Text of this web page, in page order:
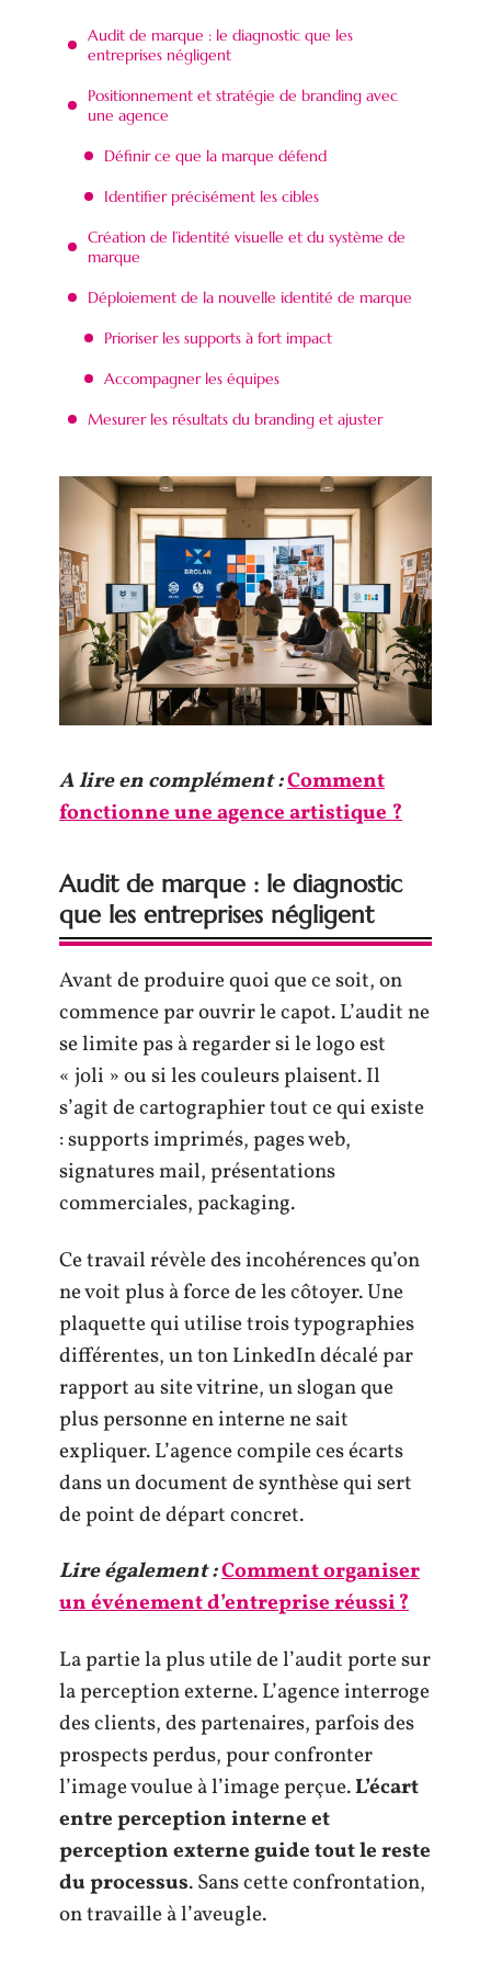
Audit de marque : le diagnostic que les
entreprises négligent
Positionnement et stratégie de branding avec
une agence
Définir ce que la marque défend
Identifier précisément les cibles
Création de l’identité visuelle et du système de
marque
Déploiement de la nouvelle identité de marque
Prioriser les supports à fort impact
Accompagner les équipes
Mesurer les résultats du branding et ajuster
A lire en complément :Comment
fonctionne une agence artistique ?
Audit de marque : le diagnostic
que les entreprises négligent
Avant de produire quoi que ce soit, on
commence par ouvrir le capot. L’audit ne
se limite pas à regarder si le logo est
« joli » ou si les couleurs plaisent. Il
s’agit de cartographier tout ce qui existe
: supports imprimés, pages web,
signatures mail, présentations
commerciales, packaging.
Ce travail révèle des incohérences qu’on
ne voit plus à force de les côtoyer. Une
plaquette qui utilise trois typographies
différentes, un ton LinkedIn décalé par
rapport au site vitrine, un slogan que
plus personne en interne ne sait
expliquer. L’agence compile ces écarts
dans un document de synthèse qui sert
de point de départ concret.
Lire également :Comment organiser
un événement d’entreprise réussi ?
La partie la plus utile de l’audit porte sur
la perception externe. L’agence interroge
des clients, des partenaires, parfois des
prospects perdus, pour confronter
l’image voulue à l’image perçue.L’écart
entre perception interne et
perception externe guide tout le reste
du processus. Sans cette confrontation,
on travaille à l’aveugle.